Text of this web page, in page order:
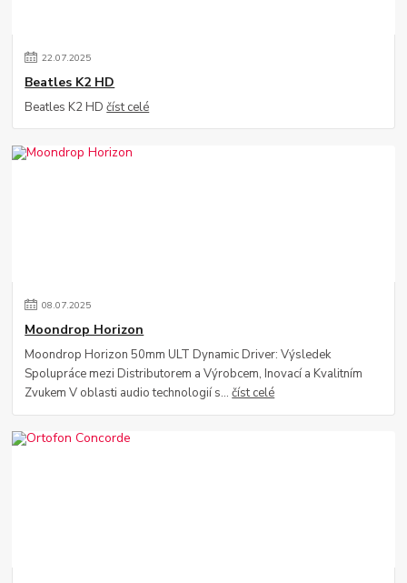
22.07.2025
Beatles K2 HD
Beatles K2 HDčíst celé
08.07.2025
Moondrop Horizon
Moondrop Horizon 50mm ULT Dynamic Driver: Výsledek
Spolupráce mezi Distributorem a Výrobcem, Inovací a Kvalitním
Zvukem V oblasti audio technologií s...číst celé